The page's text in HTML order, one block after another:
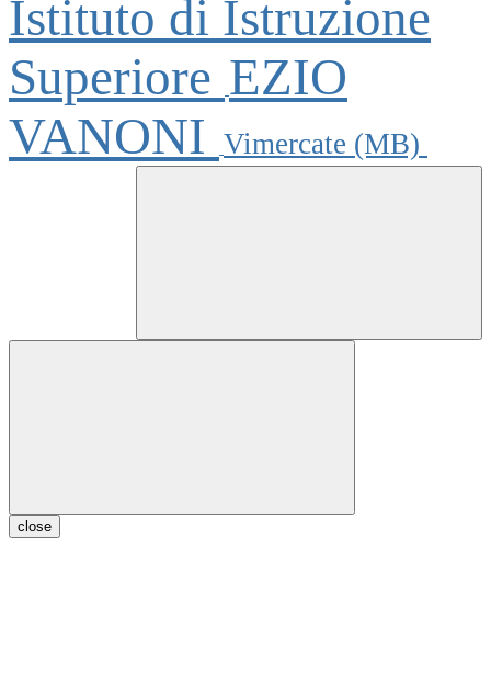
Istituto di Istruzione
Superiore EZIO
VANONI Vimercate (MB)
close